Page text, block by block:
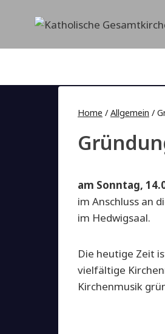
Home / Allgemein /
am Sonntag,
im Anschluss an
im Hedwigsaal.
Die heutige Zeit
vielfältige
Kirchenmusik